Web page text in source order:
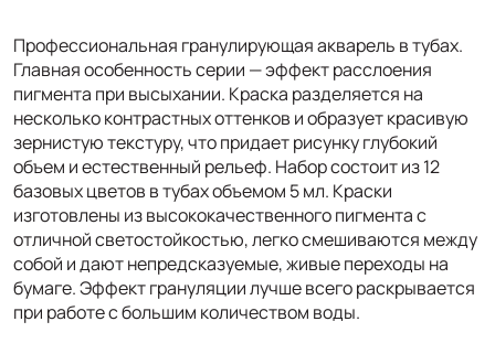
Профессиональная гранулирующая акварель в тубах.
Главная особенность серии — эффект расслоения
пигмента при высыхании. Краска разделяется на
несколько контрастных оттенков и образует красивую
зернистую текстуру, что придает рисунку глубокий
объем и естественный рельеф. Набор состоит из 12
базовых цветов в тубах объемом 5 мл. Краски
изготовлены из высококачественного пигмента с
отличной светостойкостью, легко смешиваются между
собой и дают непредсказуемые, живые переходы на
бумаге. Эффект грануляции лучше всего раскрывается
при работе с большим количеством воды.